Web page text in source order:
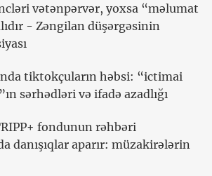
vətənpərvər, yoxsa “məlumat
- Zəngilan düşərgəsinin
tiktokçuların həbsi: “ictimai
sərhədləri və ifadə azadlığı
fondunun rəhbəri
danışıqlar aparır: müzakirələrin